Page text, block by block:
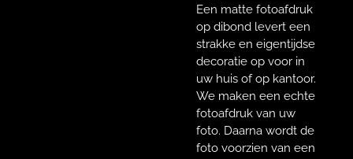
Een matte fotoafdruk
op dibond levert een
strakke en eigentijdse
decoratie op voor in
uw huis of op kantoor.
We maken een echte
fotoafdruk van uw
foto. Daarna wordt de
foto voorzien van een